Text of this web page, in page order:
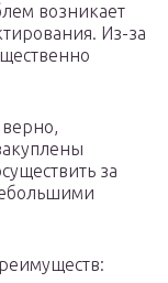
возникает
Из-за
за